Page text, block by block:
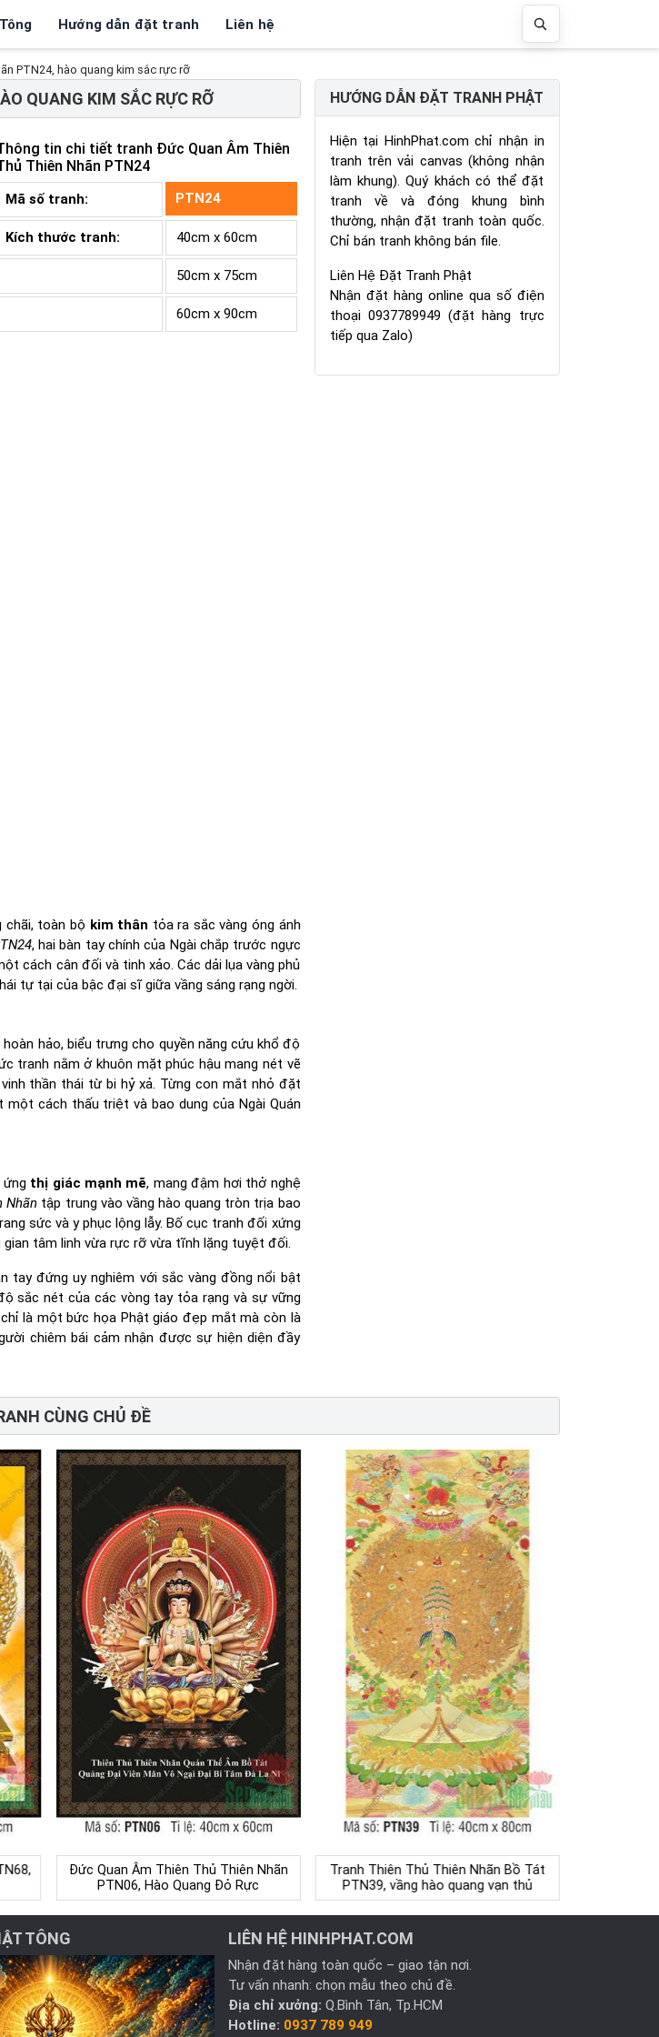
Hướng dẫn đặt tranh Liên hệ
PTN24, hào quang kim sắc rực rỡ
QUANG KIM SẮC RỰC RỠ
tin chi tiết tranh Đức Quan Âm Thiên
Thiên Nhãn PTN24
Mã số tranh: PTN24
Kích thước tranh: 40cm x 60cm
50cm x 75cm
60cm x 90cm
chãi, toàn bộ kim thân tỏa ra sắc vàng óng ánh
, hai bàn tay chính của Ngài chắp trước ngực
cách cân đối và tinh xảo. Các dải lụa vàng phủ
tự tại của bậc đại sĩ giữa vầng sáng rạng ngời.
hảo, biểu trưng cho quyền năng cứu khổ độ
tranh nằm ở khuôn mặt phúc hậu mang nét vẽ
thần thái từ bi hỷ xả. Từng con mắt nhỏ đặt
cách thấu triệt và bao dung của Ngài Quán
thị giác mạnh mẽ, mang đậm hơi thở nghệ
Nhãn tập trung vào vầng hào quang tròn trịa bao
sức và y phục lộng lẫy. Bố cục tranh đối xứng
tâm linh vừa rực rỡ vừa tĩnh lặng tuyệt đối.
tay đứng uy nghiêm với sắc vàng đồng nổi bật
sắc nét của các vòng tay tỏa rạng và sự vững
là một bức họa Phật giáo đẹp mắt mà còn là
chiêm bái cảm nhận được sự hiện diện đầy
HƯỚNG DẪN ĐẶT TRANH PHẬT
Hiện tại HinhPhat.com chỉ nhận in
tranh trên vải canvas (không nhận
làm khung). Quý khách có thể đặt
tranh về và đóng khung bình
thường, nhận đặt tranh toàn quốc.
Chỉ bán tranh không bán file.
Liên Hệ Đặt Tranh Phật
Nhận đặt hàng online qua số điện
thoại 0937789949 (đặt hàng trực
tiếp qua Zalo)
CÙNG CHỦ ĐỀ
Đức Quan Âm Thiên Thủ Thiên Nhãn
PTN06, Hào Quang Đỏ Rực
Tranh Thiên Thủ Thiên Nhãn Bồ Tát
PTN39, vầng hào quang vạn thủ
TÔNG LIÊN HỆ HINHPHAT.COM
Nhận đặt hàng toàn quốc – giao tận nơi.
Tư vấn nhanh: chọn mẫu theo chủ đề.
Địa chỉ xưởng: Q.Bình Tân, Tp.HCM
Hotline: 0937 789 949